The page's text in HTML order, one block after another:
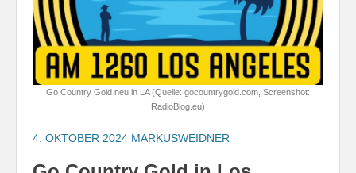
Go Country Gold neu in LA (Quelle: gocountrygold.com, Screenshot:
RadioBlog.eu)
4. OKTOBER 2024 MARKUSWEIDNER